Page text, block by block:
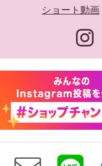
ショート動画